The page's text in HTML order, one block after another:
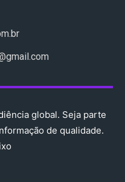
global. Seja parte
de qualidade.